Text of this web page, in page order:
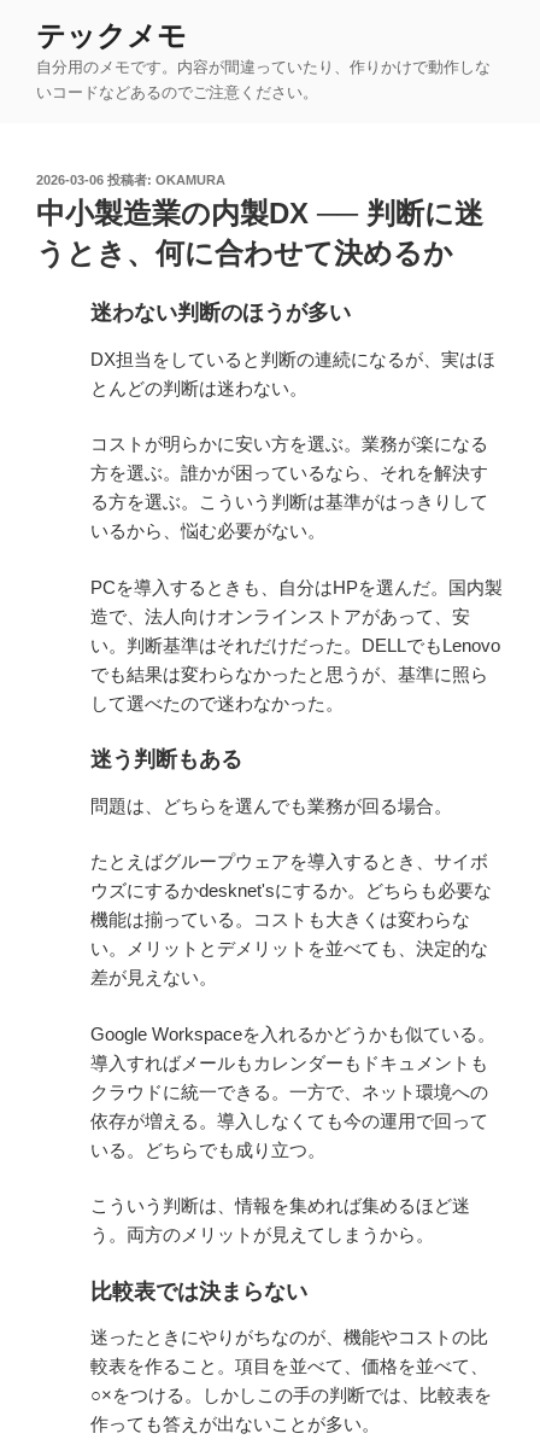
テックメモ
自分用のメモです。内容が間違っていたり、作りかけで動作しな
いコードなどあるのでご注意ください。
投
日:
2026-03-06 投稿者: OKAMURA
中小製造業の内製DX ── 判断に迷
うとき、何に合わせて決めるか
迷わない判断のほうが多い
DX担当をしていると判断の連続になるが、実はほ
とんどの判断は迷わない。
コストが明らかに安い方を選ぶ。業務が楽になる
方を選ぶ。誰かが困っているなら、それを解決す
る方を選ぶ。こういう判断は基準がはっきりして
いるから、悩む必要がない。
PCを導入するときも、自分はHPを選んだ。国内製
造で、法人向けオンラインストアがあって、安
い。判断基準はそれだけだった。DELLでもLenovo
でも結果は変わらなかったと思うが、基準に照ら
して選べたので迷わなかった。
迷う判断もある
問題は、どちらを選んでも業務が回る場合。
たとえばグループウェアを導入するとき、サイボ
ウズにするかdesknet'sにするか。どちらも必要な
機能は揃っている。コストも大きくは変わらな
い。メリットとデメリットを並べても、決定的な
差が見えない。
Google Workspaceを入れるかどうかも似ている。
導入すればメールもカレンダーもドキュメントも
クラウドに統一できる。一方で、ネット環境への
依存が増える。導入しなくても今の運用で回って
いる。どちらでも成り立つ。
こういう判断は、情報を集めれば集めるほど迷
う。両方のメリットが見えてしまうから。
比較表では決まらない
迷ったときにやりがちなのが、機能やコストの比
較表を作ること。項目を並べて、価格を並べて、
○×をつける。しかしこの手の判断では、比較表を
作っても答えが出ないことが多い。